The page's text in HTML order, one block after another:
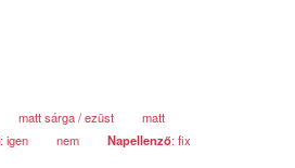
matt sárga / ezüst
matt
: igen nem Napellenző: fix